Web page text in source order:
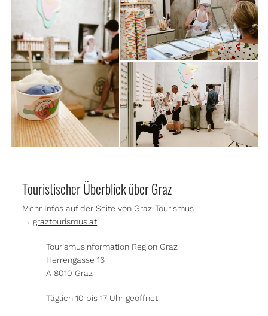
Touristischer Überblick über Graz
Mehr Infos auf der Seite von Graz-Tourismus
→ graztourismus.at
Tourismusinformation Region Graz
Herrengasse 16
A 8010 Graz
Täglich 10 bis 17 Uhr geöffnet.